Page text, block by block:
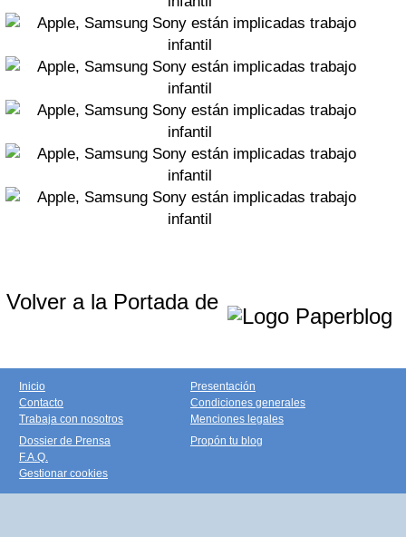
Volver a la Portada de
Inicio
Contacto
Trabaja con nosotros
Presentación
Condiciones generales
Menciones legales
Dossier de Prensa
F.A.Q.
Gestionar cookies
Propón tu blog